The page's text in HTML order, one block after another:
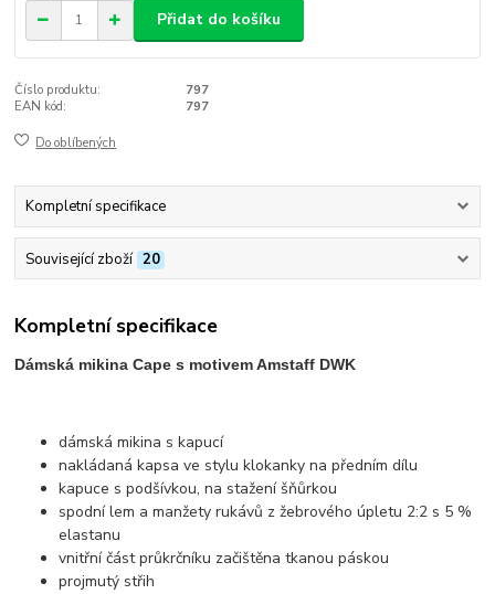
Přidat do košíku
Číslo produktu:
797
EAN kód:
797
Do oblíbených
Kompletní specifikace
Související zboží 20
Kompletní specifikace
Dámská mikina Cape s motivem Amstaff DWK
dámská mikina s kapucí
nakládaná kapsa ve stylu klokanky na předním dílu
kapuce s podšívkou, na stažení šňůrkou
spodní lem a manžety rukávů z žebrového úpletu 2:2 s 5 %
elastanu
vnitřní část průkrčníku začištěna tkanou páskou
projmutý střih